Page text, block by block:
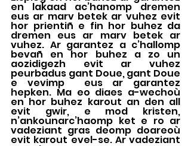
en lakaad ac’hanomp dremen
eus ar marv betek ar vuhez evit
hor prientiñ e fin hor buhez da
dremen eus ar marv betek ar
vuhez. Ar garantez a c’hallomp
bevañ en hor buhez a zo un
aozidigezh evit ar vuhez
peurbadus gant Doue, gant Doue
e vevimp  eus ar garantez
hepken. Ma eo diaes a-wechoù
en hor buhez karout an den all
evit gwir, e mod kristen,
n’ankounarc’haomp ket e ro ar
vadeziant gras deomp doareoù
evit karout evel-se. Ar vadeziant